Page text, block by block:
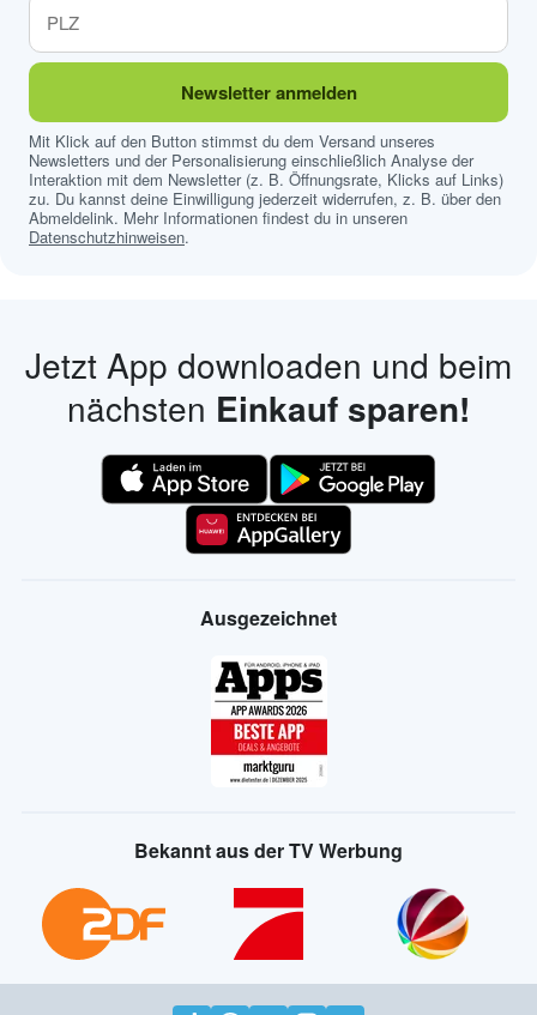
Newsletter anmelden
Mit Klick auf den Button stimmst du dem Versand unseres
Newsletters und der Personalisierung einschließlich Analyse der
Interaktion mit dem Newsletter (z. B. Öffnungsrate, Klicks auf Links)
zu. Du kannst deine Einwilligung jederzeit widerrufen, z. B. über den
Abmeldelink. Mehr Informationen findest du in unseren
Datenschutzhinweisen.
Jetzt App downloaden und beim
nächsten Einkauf sparen!
Ausgezeichnet
Bekannt aus der TV Werbung